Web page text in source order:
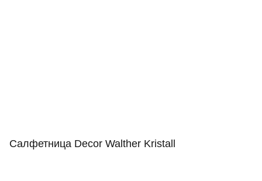
Салфетница Decor Walther Kristall